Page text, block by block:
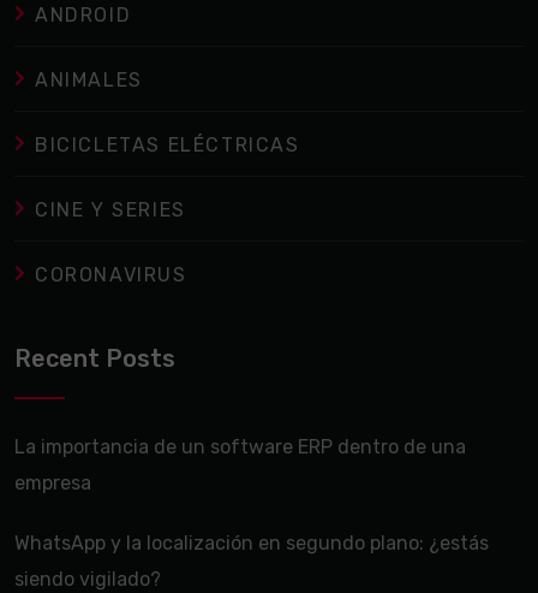
ANDROID
ANIMALES
BICICLETAS ELÉCTRICAS
CINE Y SERIES
CORONAVIRUS
Recent Posts
La importancia de un software ERP dentro de una
empresa
WhatsApp y la localización en segundo plano: ¿estás
siendo vigilado?